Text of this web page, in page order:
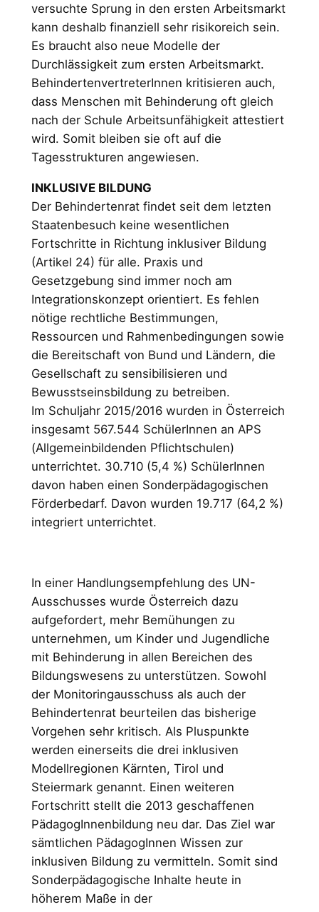
versuchte Sprung in den ersten Arbeitsmarkt
kann deshalb finanziell sehr risikoreich sein.
Es braucht also neue Modelle der
Durchlässigkeit zum ersten Arbeitsmarkt.
BehindertenvertreterInnen kritisieren auch,
dass Menschen mit Behinderung oft gleich
nach der Schule Arbeitsunfähigkeit attestiert
wird. Somit bleiben sie oft auf die
Tagesstrukturen angewiesen.
INKLUSIVE BILDUNG
Der Behindertenrat findet seit dem letzten
Staatenbesuch keine wesentlichen
Fortschritte in Richtung inklusiver Bildung
(Artikel 24) für alle. Praxis und
Gesetzgebung sind immer noch am
Integrationskonzept orientiert. Es fehlen
nötige rechtliche Bestimmungen,
Ressourcen und Rahmenbedingungen sowie
die Bereitschaft von Bund und Ländern, die
Gesellschaft zu sensibilisieren und
Bewusstseinsbildung zu betreiben.
Im Schuljahr 2015/2016 wurden in Österreich
insgesamt 567.544 SchülerInnen an APS
(Allgemeinbildenden Pflichtschulen)
unterrichtet. 30.710 (5,4 %) SchülerInnen
davon haben einen Sonderpädagogischen
Förderbedarf. Davon wurden 19.717 (64,2 %)
integriert unterrichtet.
In einer Handlungsempfehlung des UN-
Ausschusses wurde Österreich dazu
aufgefordert, mehr Bemühungen zu
unternehmen, um Kinder und Jugendliche
mit Behinderung in allen Bereichen des
Bildungswesens zu unterstützen. Sowohl
der Monitoringausschuss als auch der
Behindertenrat beurteilen das bisherige
Vorgehen sehr kritisch. Als Pluspunkte
werden einerseits die drei inklusiven
Modellregionen Kärnten, Tirol und
Steiermark genannt. Einen weiteren
Fortschritt stellt die 2013 geschaffenen
PädagogInnenbildung neu dar. Das Ziel war
sämtlichen PädagogInnen Wissen zur
inklusiven Bildung zu vermitteln. Somit sind
Sonderpädagogische Inhalte heute in
höherem Maße in der